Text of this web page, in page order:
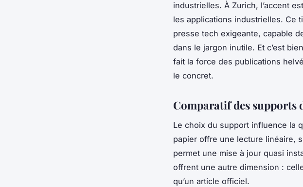
industrielles. À Zurich, l’accent
les applications industrielles. Ce
presse tech exigeante, capable
dans le jargon inutile. Et c’est
fait la force des publications
le concret.
Comparatif des
Le choix du support influence la
papier offre une lecture linéaire,
permet une mise à jour quasi
offrent une autre dimension :
qu’un article officiel.